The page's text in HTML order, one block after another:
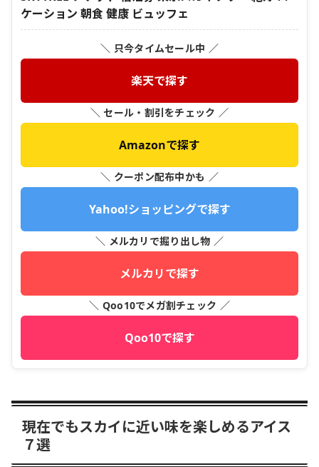
ケーション 朝食 健康 ビュッフェ
＼ 只今タイムセール中 ／
楽天で探す
＼ セール・割引をチェック ／
Amazonで探す
＼ クーポン配布中かも ／
Yahoo!ショッピングで探す
＼ メルカリで掘り出し物 ／
メルカリで探す
＼ Qoo10でメガ割チェック ／
Qoo10で探す
現在でもスカイに近い味を楽しめるアイス
７選